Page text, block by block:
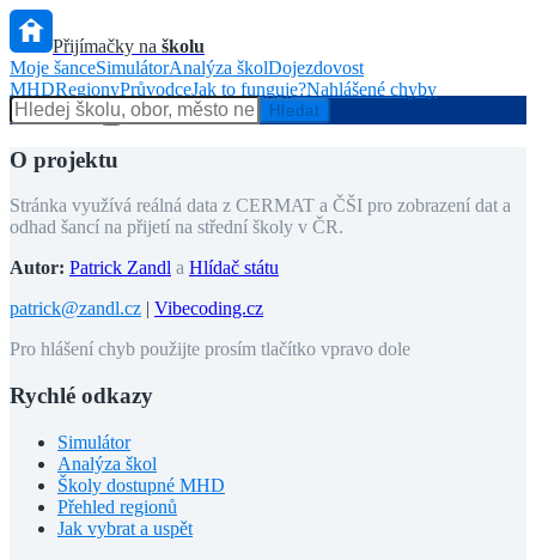
Přijímačky na školu
Moje šanceSimulátorAnalýza školDojezdovost
MHDRegionyPrůvodceJak to funguje?Nahlášené chyby
Hlídač státu
Hledat
O projektu
Stránka využívá reálná data z CERMAT a ČŠI pro zobrazení dat a
odhad šancí na přijetí na střední školy v ČR.
Autor: Patrick Zandl a Hlídač státu
patrick@zandl.cz | Vibecoding.cz
Pro hlášení chyb použijte prosím tlačítko vpravo dole
Rychlé odkazy
Simulátor
Analýza škol
Školy dostupné MHD
Přehled regionů
Jak vybrat a uspět